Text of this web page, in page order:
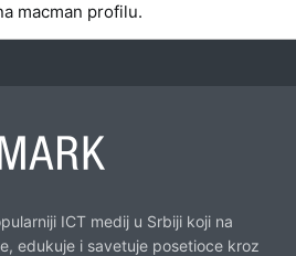
macman profilu.
ICT medij u Srbiji koji na
edukuje i savetuje posetioce kroz